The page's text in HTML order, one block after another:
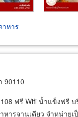
หาร
90110
ฟรี Wifi น้ำแข็งฟรี
ารจานเดียว จำหน่าย